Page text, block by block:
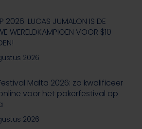
2026: LUCAS JUMALON IS DE
WERELDKAMPIOEN VOOR $10
2026
Malta 2026: zo kwalificeer
voor het pokerfestival op
2026